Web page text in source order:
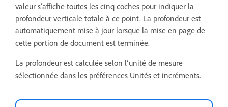
valeur s’affiche toutes les cinq coches pour indiquer la
profondeur verticale totale à ce point. La profondeur est
automatiquement mise à jour lorsque la mise en page de
cette portion de document est terminée.
La profondeur est calculée selon l’unité de mesure
sélectionnée dans les préférences Unités et incréments.